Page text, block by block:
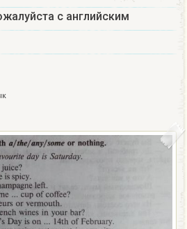
с английским